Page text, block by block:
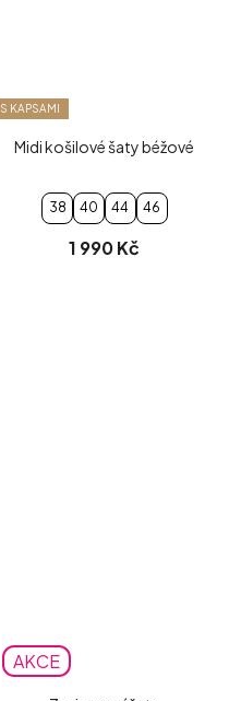
S KAPSAMI
Midi košilové šaty béžové
38 40 44 46
1 990 Kč
AKCE